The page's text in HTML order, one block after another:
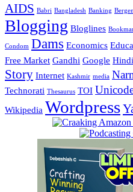
AIDS Babri Bangladesh Banking Bergen
Blogging Bloglines
Condom Dams Economics
Free Market Gandhi Google Hindi
Story Internet Kashmir media
Technorati Thesaurus TOI
Wikipedia Wordpress